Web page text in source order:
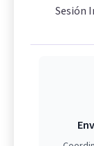
Sesión